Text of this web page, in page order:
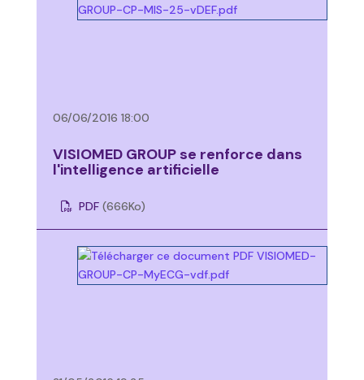
06/06/2016 18:00
VISIOMED GROUP se renforce dans
l'intelligence artificielle
PDF (666Ko)